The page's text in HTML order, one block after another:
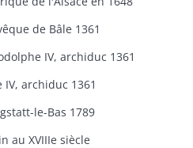
de Bâle 1361
IV, archiduc 1361
IV, archiduc 1361
le-Bas 1789
au XVIIIe siècle